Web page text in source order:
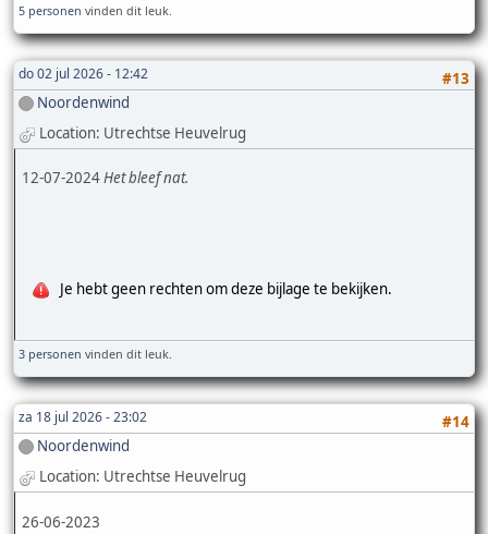
5 personen vinden dit leuk.
do 02 jul 2026 - 12:42
#13
Noordenwind
Location: Utrechtse Heuvelrug
12-07-2024Het bleef nat.
Je hebt geen rechten om deze bijlage te bekijken.
3 personen vinden dit leuk.
za 18 jul 2026 - 23:02
#14
Noordenwind
Location: Utrechtse Heuvelrug
26-06-2023